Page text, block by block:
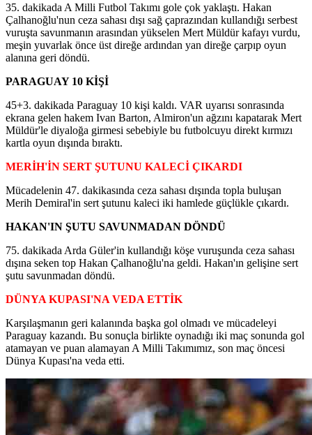
35. dakikada A Milli Futbol Takımı gole çok yaklaştı. Hakan
Çalhanoğlu'nun ceza sahası dışı sağ çaprazından kullandığı serbest
vuruşta savunmanın arasından yükselen Mert Müldür kafayı vurdu,
meşin yuvarlak önce üst direğe ardından yan direğe çarpıp oyun
alanına geri döndü.
PARAGUAY 10 KİŞİ
45+3. dakikada Paraguay 10 kişi kaldı. VAR uyarısı sonrasında
ekrana gelen hakem Ivan Barton, Almiron'un ağzını kapatarak Mert
Müldür'le diyaloğa girmesi sebebiyle bu futbolcuyu direkt kırmızı
kartla oyun dışında bıraktı.
MERİH'İN SERT ŞUTUNU KALECİ ÇIKARDI
Mücadelenin 47. dakikasında ceza sahası dışında topla buluşan
Merih Demiral'in sert şutunu kaleci iki hamlede güçlükle çıkardı.
HAKAN'IN ŞUTU SAVUNMADAN DÖNDÜ
75. dakikada Arda Güler'in kullandığı köşe vuruşunda ceza sahası
dışına seken top Hakan Çalhanoğlu'na geldi. Hakan'ın gelişine sert
şutu savunmadan döndü.
DÜNYA KUPASI'NA VEDA ETTİK
Karşılaşmanın geri kalanında başka gol olmadı ve mücadeleyi
Paraguay kazandı. Bu sonuçla birlikte oynadığı iki maç sonunda gol
atamayan ve puan alamayan A Milli Takımımız, son maç öncesi
Dünya Kupası'na veda etti.